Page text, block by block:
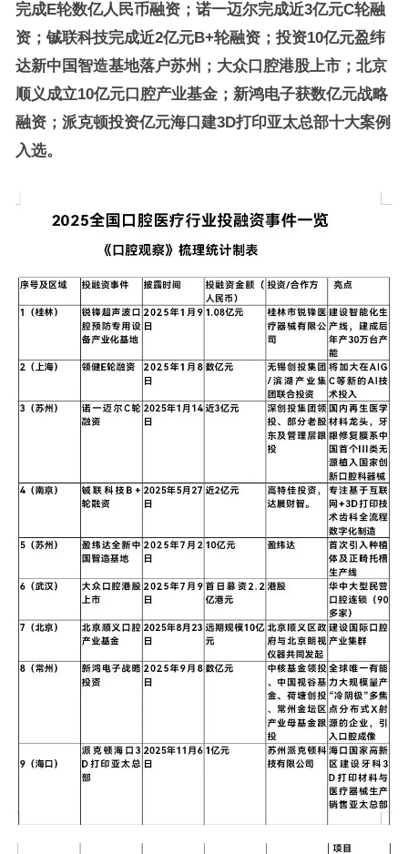
完成E轮数亿人民币融资；诺一迈尔完成近3亿元C轮融
资；铖联科技完成近2亿元B+轮融资；投资10亿元盈纬
达新中国智造基地落户苏州；大众口腔港股上市；北京
顺义成立10亿元口腔产业基金；新鸿电子获数亿元战略
融资；派克顿投资亿元海口建3D打印亚太总部十大案例
入选。